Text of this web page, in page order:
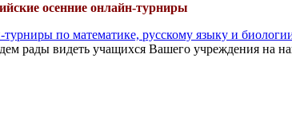
осенние онлайн-турниры
турниры по математике, русскому языку и
рады видеть учащихся Вашего учреждения на